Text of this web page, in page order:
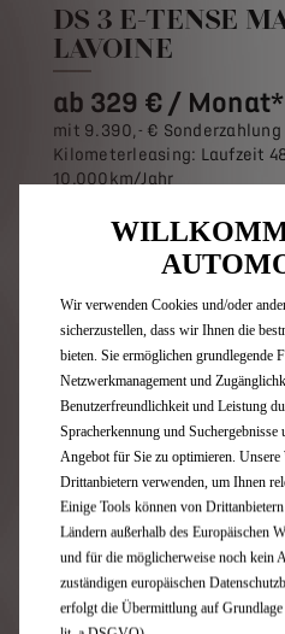
DS 3 E-TENSE
LAVOINE
ab 329 € / Monat*
mit 9.390,- € Sonderzahlung
Kilometerleasing: Laufzeit
10.000km/Jahr
DS 3 E-TENSE MAISON
115 kW (156 PS)
Komb. Werte gem. WLTP¹:
DS 3 E-TENSE MAISON
Energieverbrauch 15,6 kWh/
g/km; CO2-Klasse: A
Angebot
Wir verwenden Cookies und/oder
sicherzustellen, dass wir Ihnen die
bieten. Sie ermöglichen grundlegende
Netzwerkmanagement und
Benutzerfreundlichkeit und Leistung
Spracherkennung und Suchergebnisse
Angebot für Sie zu optimieren. Unsere
Drittanbietern verwenden, um Ihnen
Einige Tools können von
Ländern außerhalb des Europäischen
und für die möglicherweise noch kein
zuständigen europäischen
erfolgt die Übermittlung auf